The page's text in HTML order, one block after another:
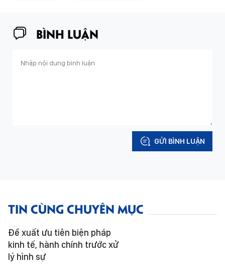
BÌNH LUẬN
GỬI BÌNH LUẬN
TIN CÙNG CHUYÊN MỤC
Đề xuất ưu tiên biện pháp
kinh tế, hành chính trước xử
lý hình sự